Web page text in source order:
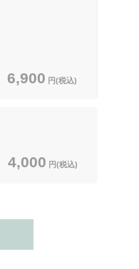
6,900 円(税込)
4,000 円(税込)